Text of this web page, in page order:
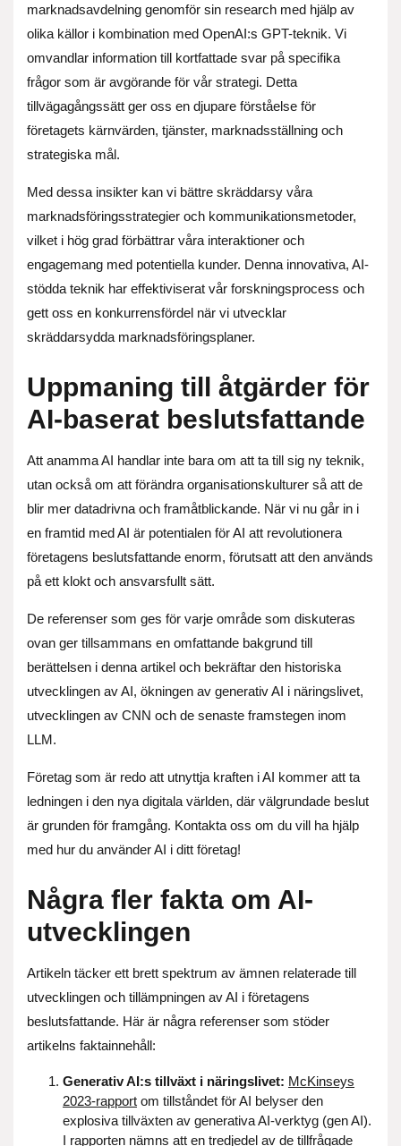
marknadsavdelning genomför sin research med hjälp av
olika källor i kombination med OpenAI:s GPT-teknik. Vi
omvandlar information till kortfattade svar på specifika
frågor som är avgörande för vår strategi. Detta
tillvägagångssätt ger oss en djupare förståelse för
företagets kärnvärden, tjänster, marknadsställning och
strategiska mål.
Med dessa insikter kan vi bättre skräddarsy våra
marknadsföringsstrategier och kommunikationsmetoder,
vilket i hög grad förbättrar våra interaktioner och
engagemang med potentiella kunder. Denna innovativa, AI-
stödda teknik har effektiviserat vår forskningsprocess och
gett oss en konkurrensfördel när vi utvecklar
skräddarsydda marknadsföringsplaner.
Uppmaning till åtgärder för
AI-baserat beslutsfattande
Att anamma AI handlar inte bara om att ta till sig ny teknik,
utan också om att förändra organisationskulturer så att de
blir mer datadrivna och framåtblickande. När vi nu går in i
en framtid med AI är potentialen för AI att revolutionera
företagens beslutsfattande enorm, förutsatt att den används
på ett klokt och ansvarsfullt sätt.
De referenser som ges för varje område som diskuteras
ovan ger tillsammans en omfattande bakgrund till
berättelsen i denna artikel och bekräftar den historiska
utvecklingen av AI, ökningen av generativ AI i näringslivet,
utvecklingen av CNN och de senaste framstegen inom
LLM.
Företag som är redo att utnyttja kraften i AI kommer att ta
ledningen i den nya digitala världen, där välgrundade beslut
är grunden för framgång. Kontakta oss om du vill ha hjälp
med hur du använder AI i ditt företag!
Några fler fakta om AI-
utvecklingen
Artikeln täcker ett brett spektrum av ämnen relaterade till
utvecklingen och tillämpningen av AI i företagens
beslutsfattande. Här är några referenser som stöder
artikelns faktainnehåll:
Generativ AI:s tillväxt i näringslivet: McKinseys
2023-rapport om tillståndet för AI belyser den
explosiva tillväxten av generativa AI-verktyg (gen AI).
I rapporten nämns att en tredjedel av de tillfrågade